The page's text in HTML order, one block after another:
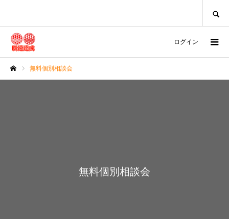
ログイン
無料個別相談会
無料個別相談会